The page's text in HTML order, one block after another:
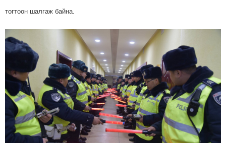
тогтоон шалгаж байна.